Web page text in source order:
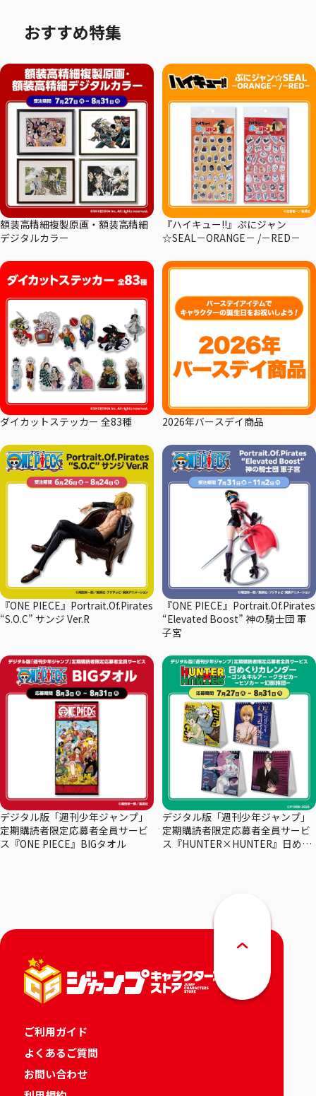
おすすめ特集
額装高精細複製原画・額装高精細
デジタルカラー
『ハイキュー!!』ぷにジャン
☆SEAL－ORANGE－ /－RED－
ダイカットステッカー 全83種 2026年バースデイ商品
『ONE PIECE』Portrait.Of.Pirates
“S.O.C” サンジ Ver.R
『ONE PIECE』Portrait.Of.Pirates
“Elevated Boost” 神の騎士団 軍
子宮
デジタル版「週刊少年ジャンプ」
定期購読者限定応募者全員サービ
ス『ONE PIECE』BIGタオル
デジタル版「週刊少年ジャンプ」
定期購読者限定応募者全員サービ
ス『HUNTER×HUNTER』日めく
ご利用ガイド
よくあるご質問
お問い合わせ